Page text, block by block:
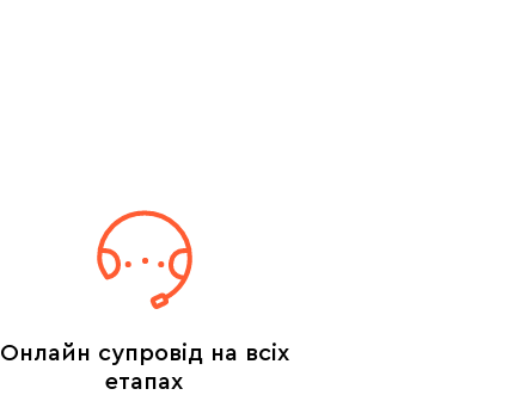
Онлайн супровід на всіх
етапах